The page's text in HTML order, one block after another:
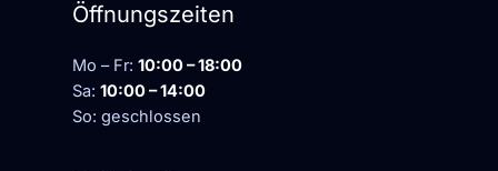
Öffnungszeiten
Mo – Fr: 10:00 – 18:00
Sa: 10:00 – 14:00
So: geschlossen